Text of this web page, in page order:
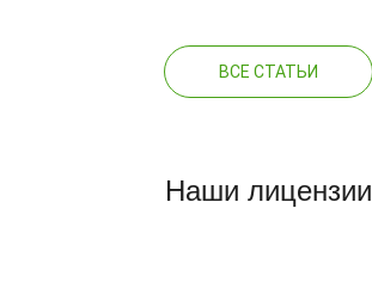
ВСЕ СТАТЬИ
Наши лицензии